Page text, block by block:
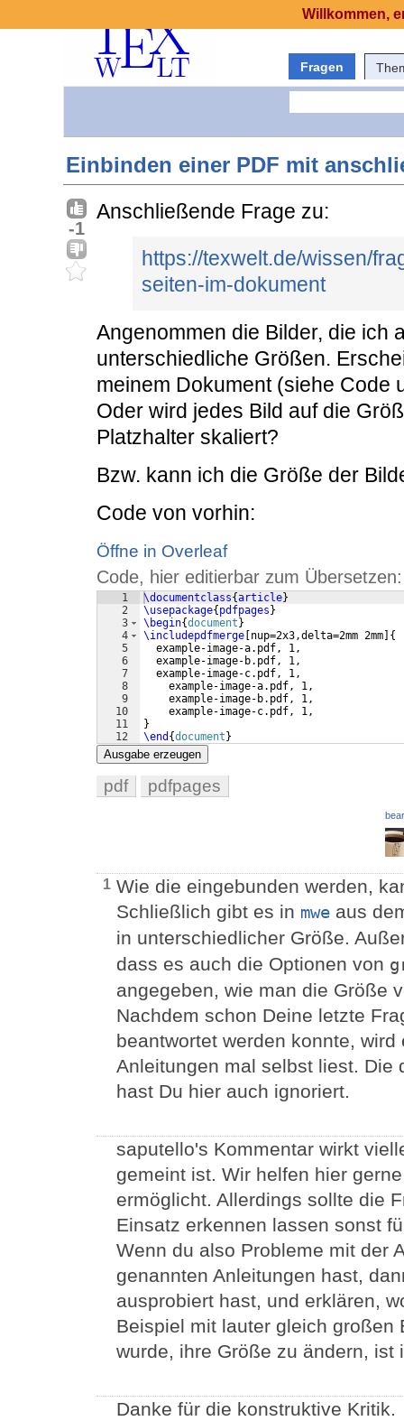
Fragen
Einbinden einer PDF mit
-1
Anschließende Frage zu:
https://texwelt.de/wissen/
seiten-im-dokument
Angenommen die Bilder, die ich
unterschiedliche Größen.
meinem Dokument (siehe Code
Oder wird jedes Bild auf die
Platzhalter skaliert?
Bzw. kann ich die Größe der
Code von vorhin:
Öffne in Overleaf
Code, hier editierbar zum Übersetzen:
1
2
3
4
5
6
7
8
9
10
11
12
\documentclass{article}
\usepackage{ pdfpages }
\begin{document }
\includepdfmerge nup=2x3,delta=2mm 2mm {
  example-image-a.pdf, 1,
  example-image-b.pdf, 1,
  example-image-c.pdf, 1,
    example-image-a.pdf, 1,
    example-image-b.pdf, 1,
    example-image-c.pdf, 1,
}
\end {document }
Ausgabe erzeugen
pdf pdfpages
1 Wie die eingebunden werden,
Schließlich gibt es in mwe aus
in unterschiedlicher Größe.
dass es auch die Optionen von
angegeben, wie man die Größe
Nachdem schon Deine letzte
beantwortet werden konnte,
Anleitungen mal selbst liest. Die
hast Du hier auch ignoriert.
saputello's Kommentar wirkt
gemeint ist. Wir helfen hier
ermöglicht. Allerdings sollte die
Einsatz erkennen lassen sonst
Wenn du also Probleme mit der
genannten Anleitungen hast,
ausprobiert hast, und erklären,
Beispiel mit lauter gleich großen
wurde, ihre Größe zu ändern,
Danke für die konstruktive Kritik.
Willkommen,